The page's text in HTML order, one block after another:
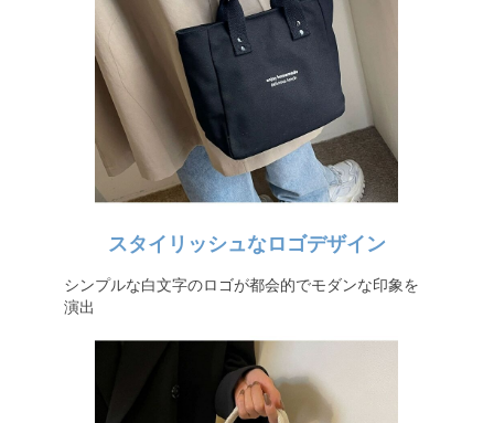
スタイリッシュなロゴデザイン
シンプルな白文字のロゴが都会的でモダンな印象を
演出